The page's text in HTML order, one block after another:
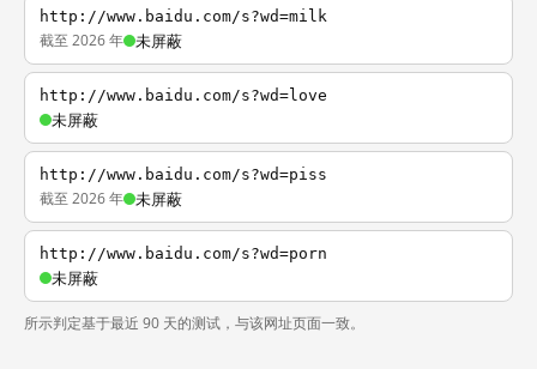
http://www.baidu.com/s?wd=milk
截至 2026 年 未屏蔽
http://www.baidu.com/s?wd=love
未屏蔽
http://www.baidu.com/s?wd=piss
截至 2026 年 未屏蔽
http://www.baidu.com/s?wd=porn
未屏蔽
所示判定基于最近 90 天的测试，与该网址页面一致。